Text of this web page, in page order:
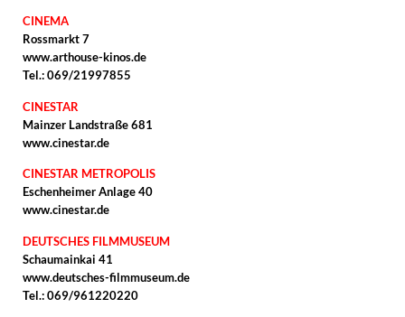
CINEMA
Rossmarkt 7
www.arthouse-kinos.de
Tel.: 069/21997855
CINESTAR
Mainzer Landstraße 681
www.cinestar.de
CINESTAR METROPOLIS
Eschenheimer Anlage 40
www.cinestar.de
DEUTSCHES FILMMUSEUM
Schaumainkai 41
www.deutsches-filmmuseum.de
Tel.: 069/961220220